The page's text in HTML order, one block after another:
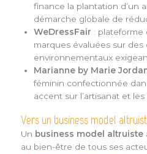
finance la plantation d’un
démarche globale de
WeDressFair : plateforme
marques évaluées sur des
environnementaux
Marianne by Marie
féminin confectionnée
accent sur l’artisanat et
Vers un business model
Un business model altruiste
au bien-être de tous ses